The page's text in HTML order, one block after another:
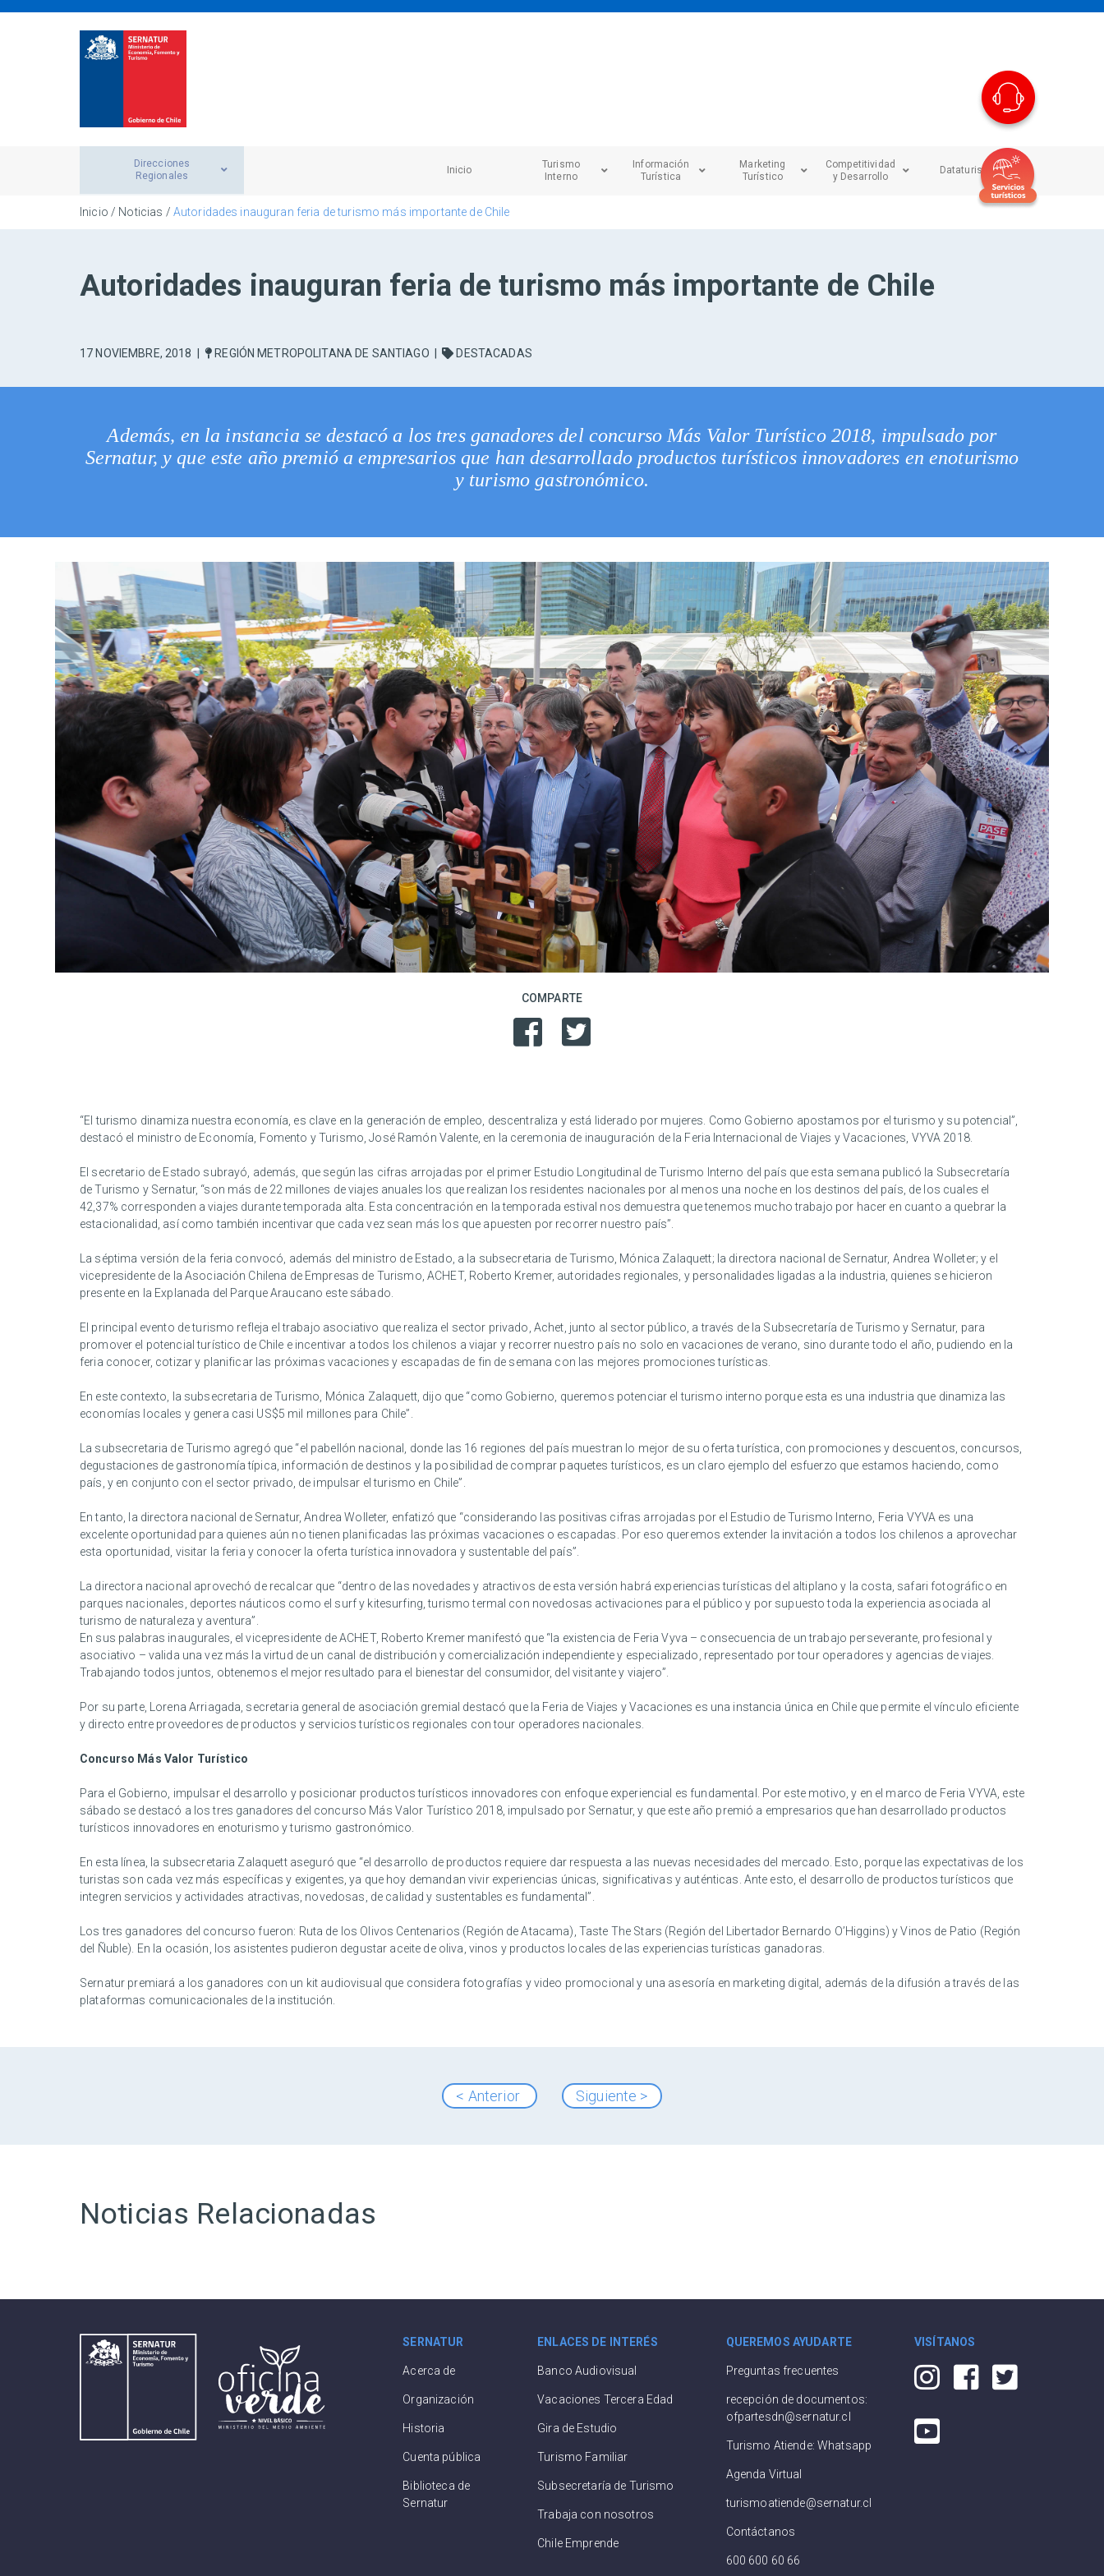
Direcciones
Regionales
Inicio
Turismo
Interno
Información
Turística
Marketing
Turístico
Competitividad
y Desarrollo
Dataturismo
Inicio / Noticias / Autoridades inauguran feria de turismo más importante de Chile
Autoridades inauguran feria de turismo más importante de Chile
17 NOVIEMBRE, 2018 REGIÓN METROPOLITANA DE SANTIAGO DESTACADAS
Además, en la instancia se destacó a los tres ganadores del concurso Más Valor Turístico 2018, impulsado por
Sernatur, y que este año premió a empresarios que han desarrollado productos turísticos innovadores en enoturismo
y turismo gastronómico.
COMPARTE
“El turismo dinamiza nuestra economía, es clave en la generación de empleo, descentraliza y está liderado por mujeres. Como Gobierno apostamos por el turismo y su potencial”,
destacó el ministro de Economía, Fomento y Turismo, José Ramón Valente, en la ceremonia de inauguración de la Feria Internacional de Viajes y Vacaciones, VYVA 2018.
El secretario de Estado subrayó, además, que según las cifras arrojadas por el primer Estudio Longitudinal de Turismo Interno del país que esta semana publicó la Subsecretaría
de Turismo y Sernatur, “son más de 22 millones de viajes anuales los que realizan los residentes nacionales por al menos una noche en los destinos del país, de los cuales el
42,37% corresponden a viajes durante temporada alta. Esta concentración en la temporada estival nos demuestra que tenemos mucho trabajo por hacer en cuanto a quebrar la
estacionalidad, así como también incentivar que cada vez sean más los que apuesten por recorrer nuestro país”.
La séptima versión de la feria convocó, además del ministro de Estado, a la subsecretaria de Turismo, Mónica Zalaquett; la directora nacional de Sernatur, Andrea Wolleter; y el
vicepresidente de la Asociación Chilena de Empresas de Turismo, ACHET, Roberto Kremer, autoridades regionales, y personalidades ligadas a la industria, quienes se hicieron
presente en la Explanada del Parque Araucano este sábado.
El principal evento de turismo refleja el trabajo asociativo que realiza el sector privado, Achet, junto al sector público, a través de la Subsecretaría de Turismo y Sernatur, para
promover el potencial turístico de Chile e incentivar a todos los chilenos a viajar y recorrer nuestro país no solo en vacaciones de verano, sino durante todo el año, pudiendo en la
feria conocer, cotizar y planificar las próximas vacaciones y escapadas de fin de semana con las mejores promociones turísticas.
En este contexto, la subsecretaria de Turismo, Mónica Zalaquett, dijo que “como Gobierno, queremos potenciar el turismo interno porque esta es una industria que dinamiza las
economías locales y genera casi US$5 mil millones para Chile”.
La subsecretaria de Turismo agregó que “el pabellón nacional, donde las 16 regiones del país muestran lo mejor de su oferta turística, con promociones y descuentos, concursos,
degustaciones de gastronomía típica, información de destinos y la posibilidad de comprar paquetes turísticos, es un claro ejemplo del esfuerzo que estamos haciendo, como
país, y en conjunto con el sector privado, de impulsar el turismo en Chile”.
En tanto, la directora nacional de Sernatur, Andrea Wolleter, enfatizó que “considerando las positivas cifras arrojadas por el Estudio de Turismo Interno, Feria VYVA es una
excelente oportunidad para quienes aún no tienen planificadas las próximas vacaciones o escapadas. Por eso queremos extender la invitación a todos los chilenos a aprovechar
esta oportunidad, visitar la feria y conocer la oferta turística innovadora y sustentable del país”.
La directora nacional aprovechó de recalcar que “dentro de las novedades y atractivos de esta versión habrá experiencias turísticas del altiplano y la costa, safari fotográfico en
parques nacionales, deportes náuticos como el surf y kitesurfing, turismo termal con novedosas activaciones para el público y por supuesto toda la experiencia asociada al
turismo de naturaleza y aventura”.
En sus palabras inaugurales, el vicepresidente de ACHET, Roberto Kremer manifestó que “la existencia de Feria Vyva – consecuencia de un trabajo perseverante, profesional y
asociativo – valida una vez más la virtud de un canal de distribución y comercialización independiente y especializado, representado por tour operadores y agencias de viajes.
Trabajando todos juntos, obtenemos el mejor resultado para el bienestar del consumidor, del visitante y viajero”.
Por su parte, Lorena Arriagada, secretaria general de asociación gremial destacó que la Feria de Viajes y Vacaciones es una instancia única en Chile que permite el vínculo eficiente
y directo entre proveedores de productos y servicios turísticos regionales con tour operadores nacionales.
Concurso Más Valor Turístico
Para el Gobierno, impulsar el desarrollo y posicionar productos turísticos innovadores con enfoque experiencial es fundamental. Por este motivo, y en el marco de Feria VYVA, este
sábado se destacó a los tres ganadores del concurso Más Valor Turístico 2018, impulsado por Sernatur, y que este año premió a empresarios que han desarrollado productos
turísticos innovadores en enoturismo y turismo gastronómico.
En esta línea, la subsecretaria Zalaquett aseguró que “el desarrollo de productos requiere dar respuesta a las nuevas necesidades del mercado. Esto, porque las expectativas de los
turistas son cada vez más específicas y exigentes, ya que hoy demandan vivir experiencias únicas, significativas y auténticas. Ante esto, el desarrollo de productos turísticos que
integren servicios y actividades atractivas, novedosas, de calidad y sustentables es fundamental”.
Los tres ganadores del concurso fueron: Ruta de los Olivos Centenarios (Región de Atacama), Taste The Stars (Región del Libertador Bernardo O’Higgins) y Vinos de Patio (Región
del Ñuble). En la ocasión, los asistentes pudieron degustar aceite de oliva, vinos y productos locales de las experiencias turísticas ganadoras.
Sernatur premiará a los ganadores con un kit audiovisual que considera fotografías y video promocional y una asesoría en marketing digital, además de la difusión a través de las
plataformas comunicacionales de la institución.
< Anterior Siguiente >
Noticias Relacionadas
SERNATUR
Acerca de
Organización
Historia
Cuenta pública
Biblioteca de
Sernatur
ENLACES DE INTERÉS
Banco Audiovisual
Vacaciones Tercera Edad
Gira de Estudio
Turismo Familiar
Subsecretaría de Turismo
Trabaja con nosotros
Chile Emprende
QUEREMOS AYUDARTE
Preguntas frecuentes
recepción de documentos:
ofpartesdn@sernatur.cl
Turismo Atiende: Whatsapp
Agenda Virtual
turismoatiende@sernatur.cl
Contáctanos
600 600 60 66
VISÍTANOS